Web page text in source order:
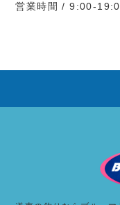
営業時間 / 9:00-